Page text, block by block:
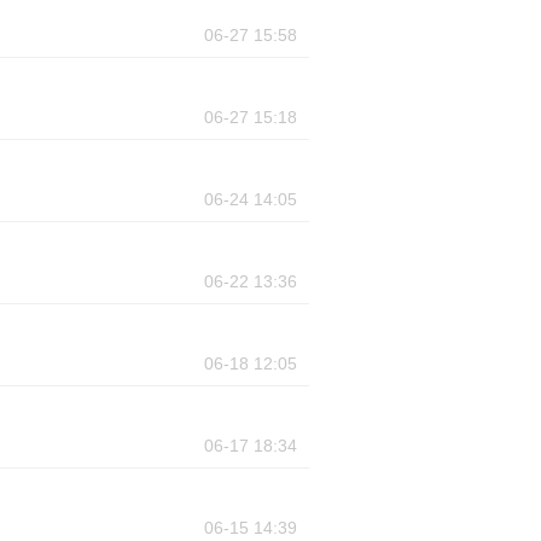
06-27 15:58
06-27 15:18
06-24 14:05
06-22 13:36
06-18 12:05
06-17 18:34
06-15 14:39